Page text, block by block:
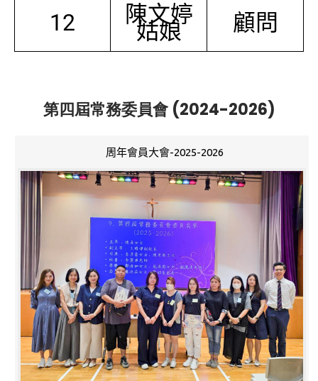
12 陳文婷
姑娘 顧問
第四屆常務委員會 (2024-2026)
周年會員大會-2025-2026